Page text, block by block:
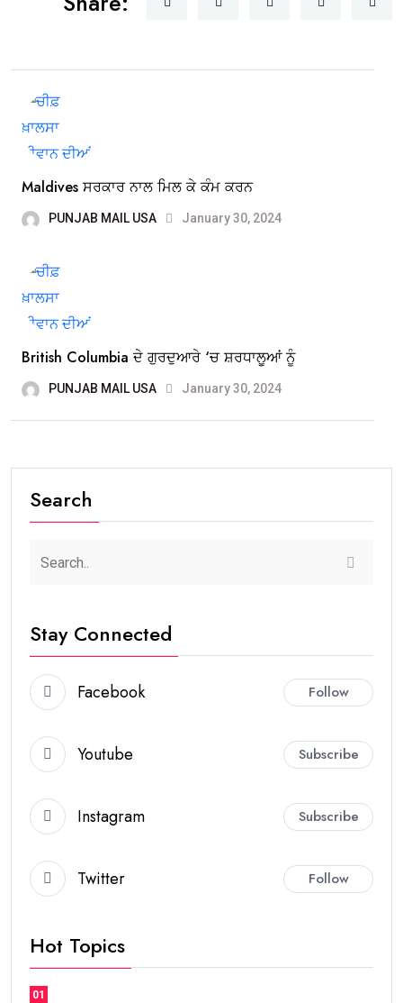
Maldives ਸਰਕਾਰ ਨਾਲ ਮਿਲ ਕੇ ਕੰਮ ਕਰਨ
PUNJAB MAIL USA January 30, 2024
British Columbia ਦੇ ਗੁਰਦੁਆਰੇ ‘ਚ ਸ਼ਰਧਾਲੂਆਂ ਨੂੰ
PUNJAB MAIL USA January 30, 2024
Search
Stay Connected
Facebook Follow
Youtube Subscribe
Instagram Subscribe
Twitter Follow
Hot Topics
01